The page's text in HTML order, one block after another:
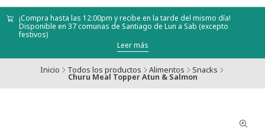
¡Compra hasta las 12:00pm y recibe en la tarde del mismo día!
Disponible en 37 comunas de Santiago de Lun a Sab (excepto
festivos)
Leer más
Inicio Todos los productos Alimentos Snacks
Churu Meal Topper Atun & Salmon